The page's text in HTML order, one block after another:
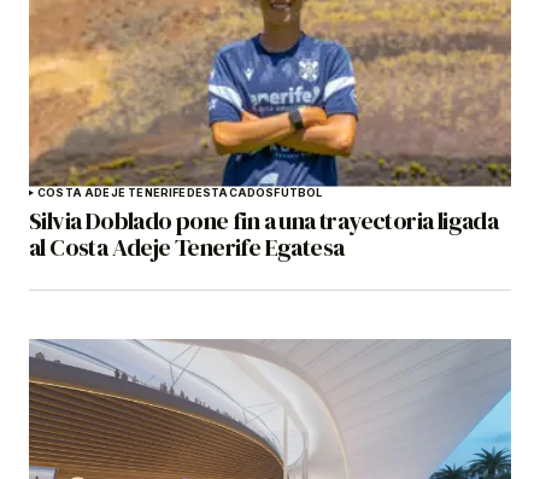
COSTA ADEJE TENERIFEDESTACADOSFÚTBOL
Silvia Doblado pone fin a una trayectoria ligada
al Costa Adeje Tenerife Egatesa